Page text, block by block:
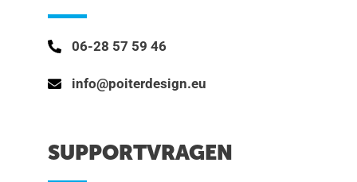
06-28 57 59 46
info@poiterdesign.eu
SUPPORTVRAGEN